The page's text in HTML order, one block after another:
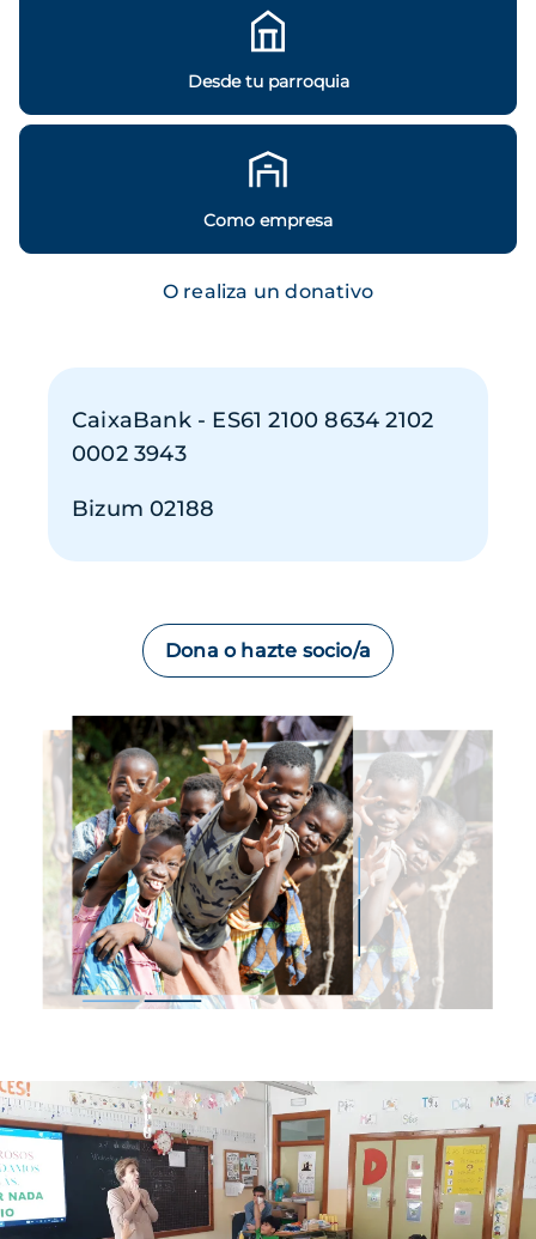
Desde tu parroquia
Como empresa
O realiza un donativo
CaixaBank - ES61 2100 8634 2102
0002 3943
Bizum 02188
Dona o hazte socio/a
Imagen